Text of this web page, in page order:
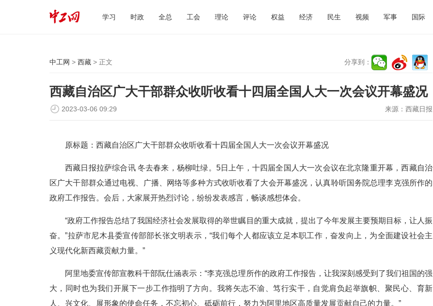
学习 时政 全总 工会 理论 评论 权益 经济 民生 视频 军事 国际
中工网 > 西藏 > 正文 分享到：
西藏自治区广大干部群众收听收看十四届全国人大一次会议开幕盛况
来源： 西藏日报
2023-03-06 09:29
原标题：西藏自治区广大干部群众收听收看十四届全国人大一次会议开幕盛况
西藏日报拉萨综合讯 冬去春来，杨柳吐绿。5日上午，十四届全国人大一次会议在北京隆重开幕，西藏自治
区广大干部群众通过电视、广播、网络等多种方式收听收看了大会开幕盛况，认真聆听国务院总理李克强所作的
政府工作报告。会后，大家展开热烈讨论，纷纷发表感言，畅谈感想体会。
“政府工作报告总结了我国经济社会发展取得的举世瞩目的重大成就，提出了今年发展主要预期目标，让人振
奋。”拉萨市尼木县委宣传部部长张文明表示，“我们每个人都应该立足本职工作，奋发向上，为全面建设社会主
义现代化新西藏贡献力量。”
阿里地委宣传部宣教科干部阮仕涵表示：“李克强总理所作的政府工作报告，让我深刻感受到了我们祖国的强
大，同时也为我们开展下一步工作指明了方向。我将矢志不渝、笃行实干，自觉肩负起举旗帜、聚民心、育新
人、兴文化、展形象的使命任务，不忘初心、砥砺前行，努力为阿里地区高质量发展贡献自己的力量。”